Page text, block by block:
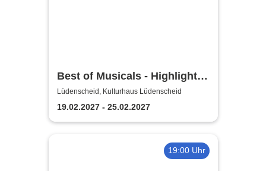
Best of Musicals - Highlights
aus über 20 Musicals
Lüdenscheid, Kulturhaus Lüdenscheid
19.02.2027 - 25.02.2027
19:00 Uhr